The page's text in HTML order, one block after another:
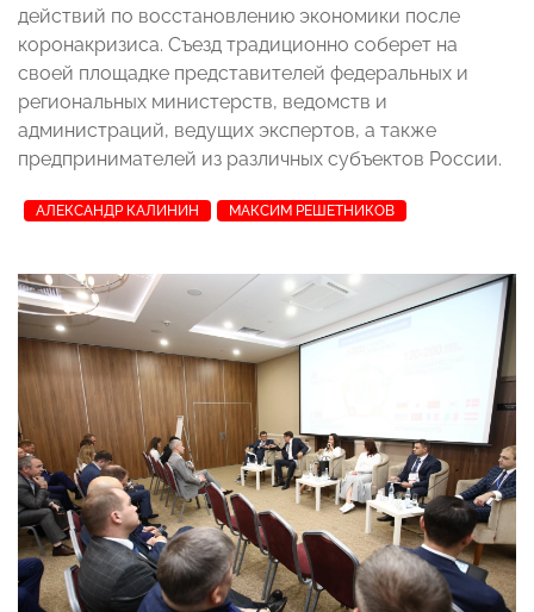
действий по восстановлению экономики после
коронакризиса. Съезд традиционно соберет на
своей площадке представителей федеральных и
региональных министерств, ведомств и
администраций, ведущих экспертов, а также
предпринимателей из различных субъектов России.
АЛЕКСАНДР КАЛИНИН МАКСИМ РЕШЕТНИКОВ